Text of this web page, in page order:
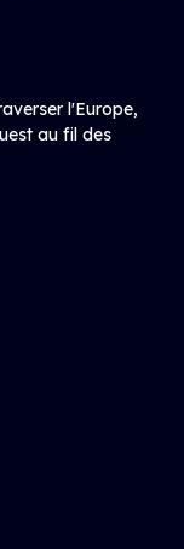
l'Europe,
au fil des